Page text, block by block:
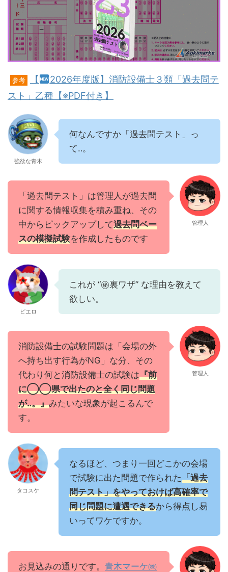
参考 【
2026年度版】消防設備士３類「過去問テ
スト」乙種【※PDF付き】
強欲な青木
何なんですか「過去問テスト」っ
て‥。
「過去問テスト」は管理人が過去問
に関する情報収集を積み重ね、その
中からピックアップして過去問ベー
スの模擬試験を作成したものです
管理人
ピエロ
これが “㊙裏ワザ” な理由を教えて
欲しい。
消防設備士の試験問題は「会場の外
へ持ち出す行為がNG」な分、その
代わり何と消防設備士の試験は『前
に◯◯県で出たのと全く同じ問題
が‥。』みたいな現象が起こるんで
す。
管理人
タコスケ
なるほど、つまり一回どこかの会場
で試験に出た問題で作られた「過去
問テスト」をやっておけば高確率で
同じ問題に遭遇できるから得点し易
いってワケですか。
お見込みの通りです。 青木マーケ㈱